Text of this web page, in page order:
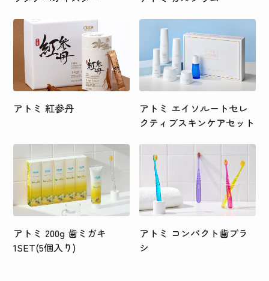
アトミ 紅参丹
アトミ エイソルートセレ
クティブスキンケアセット
アトミ 200g 歯ミガキ
1SET(5個入り)
アトミ コンパクト歯ブラ
シ